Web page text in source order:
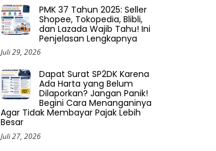
PMK 37 Tahun 2025: Seller
Shopee, Tokopedia, Blibli,
dan Lazada Wajib Tahu! Ini
Penjelasan Lengkapnya
Juli 29, 2026
Dapat Surat SP2DK Karena
Ada Harta yang Belum
Dilaporkan? Jangan Panik!
Begini Cara Menanganinya
Agar Tidak Membayar Pajak Lebih
Besar
Juli 27, 2026